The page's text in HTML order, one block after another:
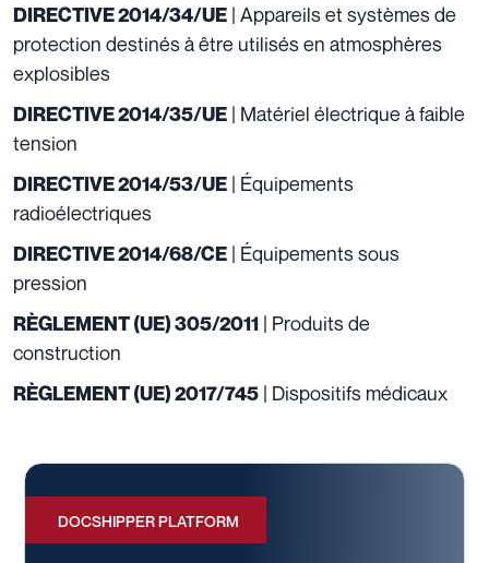
DIRECTIVE 2014/34/UE | Appareils et systèmes de
protection destinés à être utilisés en atmosphères
explosibles
DIRECTIVE 2014/35/UE | Matériel électrique à faible
tension
DIRECTIVE 2014/53/UE | Équipements
radioélectriques
DIRECTIVE 2014/68/CE | Équipements sous
pression
RÈGLEMENT (UE) 305/2011 | Produits de
construction
RÈGLEMENT (UE) 2017/745 | Dispositifs médicaux
DOCSHIPPER PLATFORM